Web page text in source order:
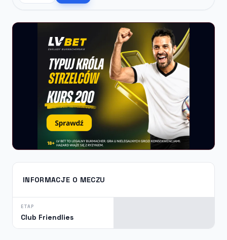
INFORMACJE O MECZU
ETAP
Club Friendlies